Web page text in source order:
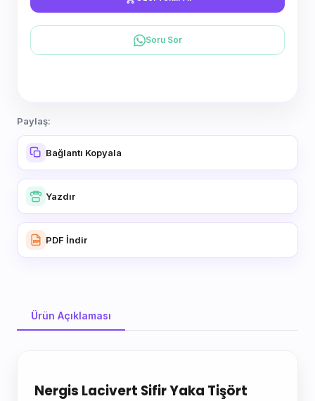
Soru Sor
Paylaş:
Bağlantı Kopyala
Yazdır
PDF İndir
Ürün Açıklaması
Nergis Lacivert Sifir Yaka Tişört